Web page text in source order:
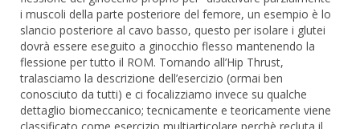
i muscoli della parte posteriore del femore, un esempio è lo
slancio posteriore al cavo basso, questo per isolare i glutei
dovrà essere eseguito a ginocchio flesso mantenendo la
flessione per tutto il ROM. Tornando all’Hip Thrust,
tralasciamo la descrizione dell’esercizio (ormai ben
conosciuto da tutti) e ci focalizziamo invece su qualche
dettaglio biomeccanico; tecnicamente e teoricamente viene